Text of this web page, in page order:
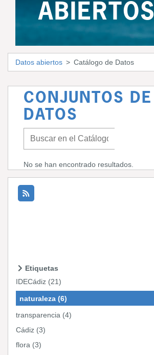
ABIERTOS
Datos abiertos Catálogo de Datos
CONJUNTOS DE
DATOS
No se han encontrado resultados.
Etiquetas
IDECádiz (21)
naturaleza (6)
transparencia (4)
Cádiz (3)
flora (3)